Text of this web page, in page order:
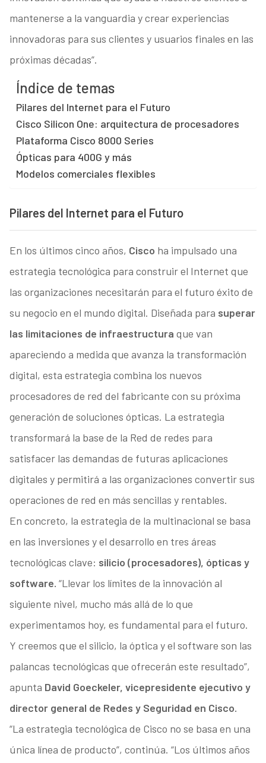
mantenerse a la vanguardia y crear experiencias
innovadoras para sus clientes y usuarios finales en las
próximas décadas”.
Índice de temas
Pilares del Internet para el Futuro
Cisco Silicon One: arquitectura de procesadores
Plataforma Cisco 8000 Series
Ópticas para 400G y más
Modelos comerciales flexibles
Pilares del Internet para el Futuro
En los últimos cinco años, Cisco ha impulsado una
estrategia tecnológica para construir el Internet que
las organizaciones necesitarán para el futuro éxito de
su negocio en el mundo digital. Diseñada para superar
las limitaciones de infraestructura que van
apareciendo a medida que avanza la transformación
digital, esta estrategia combina los nuevos
procesadores de red del fabricante con su próxima
generación de soluciones ópticas. La estrategia
transformará la base de la Red de redes para
satisfacer las demandas de futuras aplicaciones
digitales y permitirá a las organizaciones convertir sus
operaciones de red en más sencillas y rentables.
En concreto, la estrategia de la multinacional se basa
en las inversiones y el desarrollo en tres áreas
tecnológicas clave: silicio (procesadores), ópticas y
software. “Llevar los límites de la innovación al
siguiente nivel, mucho más allá de lo que
experimentamos hoy, es fundamental para el futuro.
Y creemos que el silicio, la óptica y el software son las
palancas tecnológicas que ofrecerán este resultado”,
apunta David Goeckeler, vicepresidente ejecutivo y
director general de Redes y Seguridad en Cisco.
“La estrategia tecnológica de Cisco no se basa en una
única línea de producto”, continúa. “Los últimos años